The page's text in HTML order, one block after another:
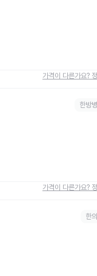
가격이 다른가요?
한방
가격이 다른가요?
한